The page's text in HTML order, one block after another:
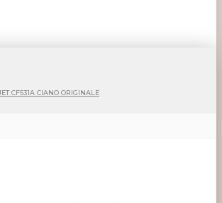
CF531A CIANO ORIGINALE